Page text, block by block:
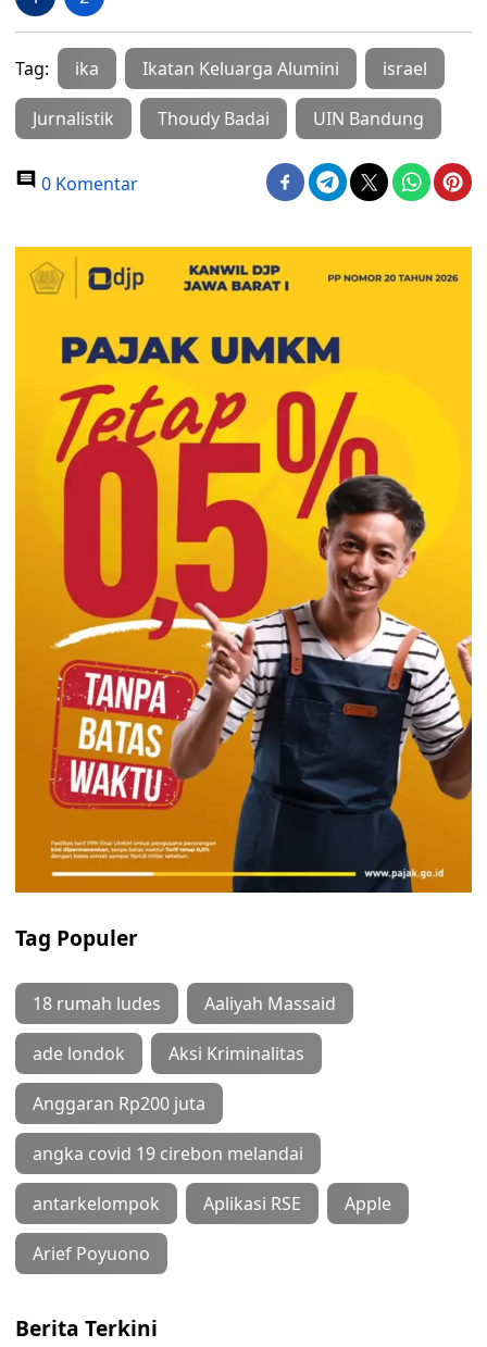
Tag: ika Ikatan Keluarga Alumini israel
Jurnalistik Thoudy Badai UIN Bandung
0 Komentar
Tag Populer
18 rumah ludes Aaliyah Massaid
ade londok Aksi Kriminalitas
Anggaran Rp200 juta
angka covid 19 cirebon melandai
antarkelompok Aplikasi RSE Apple
Arief Poyuono
Berita Terkini